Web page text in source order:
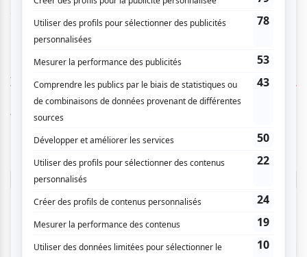
www.lescraneurs.com
AUCUN COMMENTAIRE
Vous devez être connecté pour
donner un avis.
TOUTES LES OFFRES